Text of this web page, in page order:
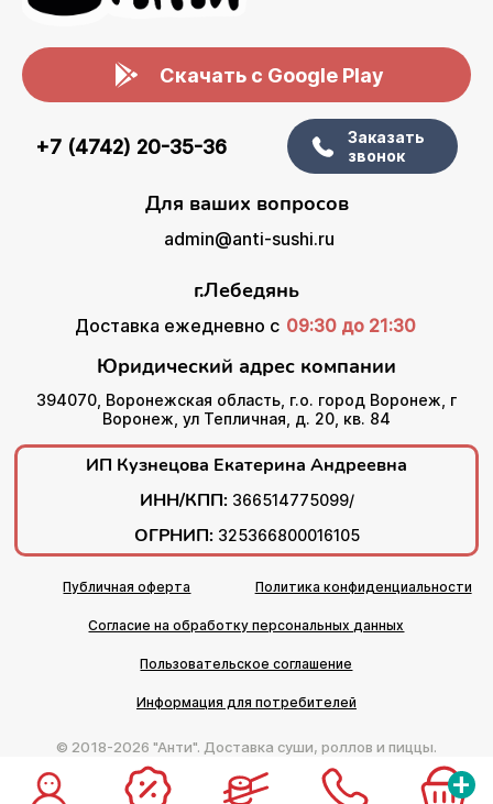
+
Скачать с Google Play
+7 (4742) 20-35-36
Заказать
звонок
Для ваших вопросов
admin@anti-sushi.ru
г.Лебедянь
Доставка ежедневно с 09:30 до 21:30
Юридический адрес компании
394070, Воронежская область, г.о. город Воронеж, г
Воронеж, ул Тепличная, д. 20, кв. 84
ИП Кузнецова Екатерина Андреевна
ИНН/КПП: 366514775099/
ОГРНИП: 325366800016105
Публичная оферта Политика конфиденциальности
Согласие на обработку персональных данных
Пользовательское соглашение
Информация для потребителей
© 2018-2026 "Анти". Доставка суши, роллов и пиццы.